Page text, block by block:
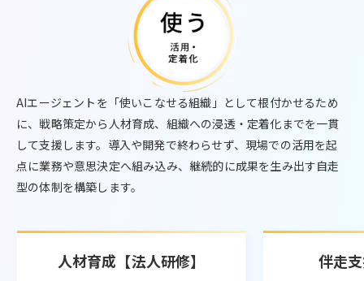
AIエージェントを「使いこなせる組織」として根付かせるため
に、戦略策定から人材育成、組織への浸透・定着化までを一貫
して支援します。導入や開発で終わらせず、現場での活用を起
点に業務や意思決定へ組み込み、継続的に成果を生み出す自走
型の体制を構築します。
人材育成【法人研修】 伴走